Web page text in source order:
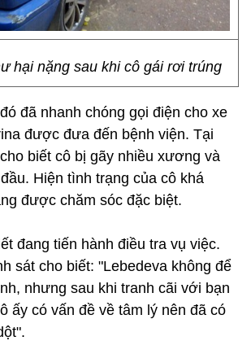
hại nặng sau khi cô gái rơi trúng
đã nhanh chóng gọi điện cho xe
được đưa đến bệnh viện. Tại
biết cô bị gãy nhiều xương và
Hiện tình trạng của cô khá
được chăm sóc đặc biệt.
đang tiến hành điều tra vụ việc.
sát cho biết: "Lebedeva không để
nhưng sau khi tranh cãi với bạn
ấy có vấn đề về tâm lý nên đã có